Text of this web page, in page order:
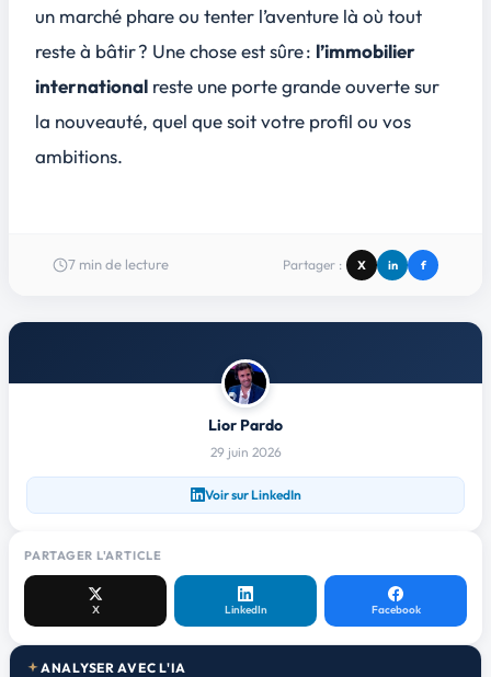
un marché phare ou tenter l’aventure là où tout
reste à bâtir ? Une chose est sûre : l’immobilier
international reste une porte grande ouverte sur
la nouveauté, quel que soit votre profil ou vos
ambitions.
7 min de lecture Partager : X in f
Lior Pardo
29 juin 2026
Voir sur LinkedIn
PARTAGER L'ARTICLE
X LinkedIn Facebook
ANALYSER AVEC L'IA